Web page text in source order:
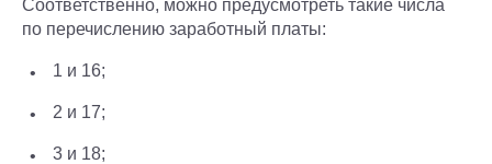
Соответственно, можно предусмотреть такие числа
по перечислению заработный платы:
1 и 16;
2 и 17;
3 и 18;